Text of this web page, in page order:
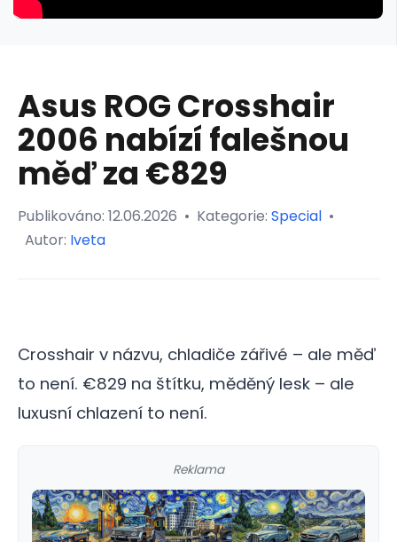
Asus ROG Crosshair
2006 nabízí falešnou
měď za €829
Publikováno: 12.06.2026 • Kategorie: Special •
Autor: Iveta
Crosshair v názvu, chladiče zářivé – ale měď
to není. €829 na štítku, měděný lesk – ale
luxusní chlazení to není.
Reklama